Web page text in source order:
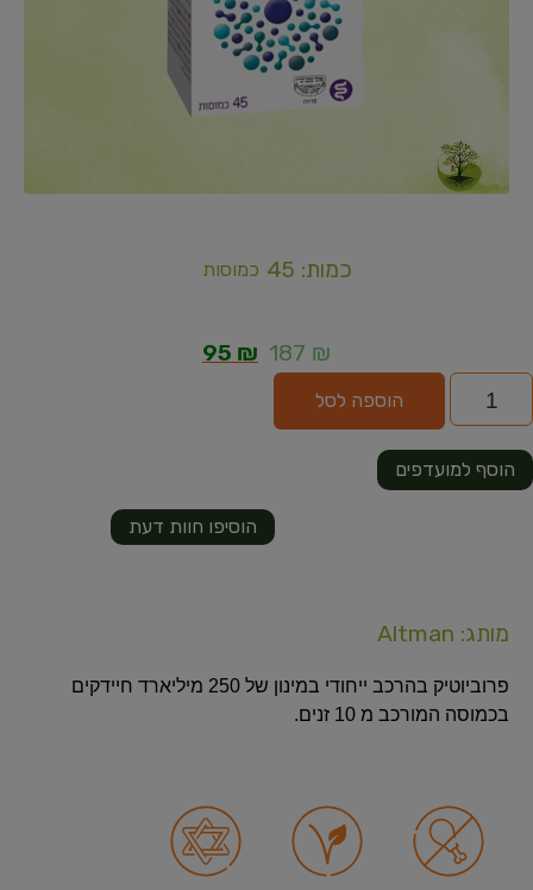
כמות: 45 כמוסות
187 ₪
95 ₪
הוספה לסל
הוסיפו חוות דעת
הוסף למועדפים
מותג: Altman
פרוביוטיק בהרכב ייחודי במינון של 250 מיליארד חיידקים
בכמוסה המורכב מ 10 זנים.